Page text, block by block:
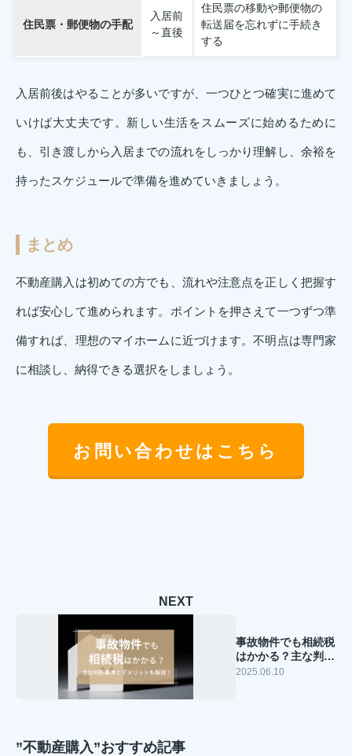
住民票・郵便物の手配
入居前
～直後
住民票の移動や郵便物の
転送届を忘れずに手続き
する
入居前後はやることが多いですが、一つひとつ確実に進めて
いけば大丈夫です。新しい生活をスムーズに始めるために
も、引き渡しから入居までの流れをしっかり理解し、余裕を
持ったスケジュールで準備を進めていきましょう。
まとめ
不動産購入は初めての方でも、流れや注意点を正しく把握す
れば安心して進められます。ポイントを押さえて一つずつ準
備すれば、理想のマイホームに近づけます。不明点は専門家
に相談し、納得できる選択をしましょう。
お問い合わせはこちら
NEXT
事故物件でも相続税
はかかる？主な判断
基準とデメリットも
2025.06.10
”不動産購入”おすすめ記事